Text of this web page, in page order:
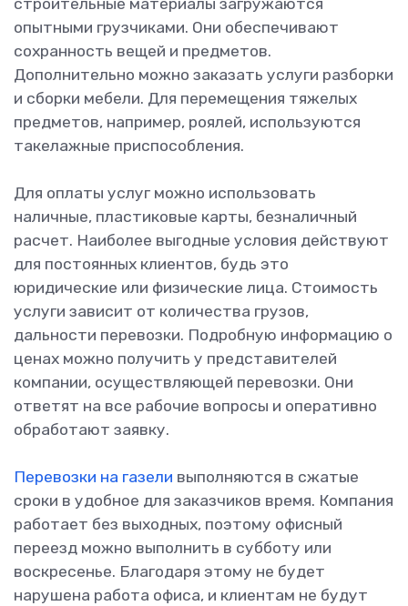
строительные материалы загружаются
опытными грузчиками. Они обеспечивают
сохранность вещей и предметов.
Дополнительно можно заказать услуги разборки
и сборки мебели. Для перемещения тяжелых
предметов, например, роялей, используются
такелажные приспособления.
Для оплаты услуг можно использовать
наличные, пластиковые карты, безналичный
расчет. Наиболее выгодные условия действуют
для постоянных клиентов, будь это
юридические или физические лица. Стоимость
услуги зависит от количества грузов,
дальности перевозки. Подробную информацию о
ценах можно получить у представителей
компании, осуществляющей перевозки. Они
ответят на все рабочие вопросы и оперативно
обработают заявку.
Перевозки на газели выполняются в сжатые
сроки в удобное для заказчиков время. Компания
работает без выходных, поэтому офисный
переезд можно выполнить в субботу или
воскресенье. Благодаря этому не будет
нарушена работа офиса, и клиентам не будут